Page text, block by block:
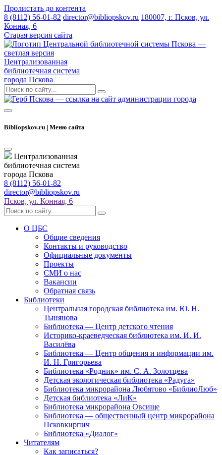
Пролистать до контента
8 (8112) 56-01-82 director@bibliopskov.ru 180007, г. Псков, ул.
Конная, 6
Старая версия сайта
Централизованная
библиотечная система
города Пскова
Bibliopskov.ru | Меню сайта
Централизованная
библиотечная система
города Пскова
8 (8112) 56-01-82
director@bibliopskov.ru
Псков, ул. Конная, 6
О ЦБС
Общие сведения
Контакты и руководство
Официальные документы
Проекты
СМИ о нас
Вакансии
Обратная связь
Библиотеки
Центральная городская библиотека им. Ю. Н.
Тынянова
Библиотека — Центр детского чтения
Историко-краеведческая библиотека им. И. И.
Василёва
Библиотека — Центр общения и информации им.
И. Н. Григорьева
Библиотека «Родник» им. С. А. Золотцева
Детская экологическая библиотека «Радуга»
Библиотека микрорайона Любятово «БиблиоЛюб»
Детская библиотека «ЛиК»
Библиотека микрорайона Овсище
Библиотека — общественный центр микрорайона
Псковкирпич
Библиотека «Диалог»
Читателям
Как записаться?